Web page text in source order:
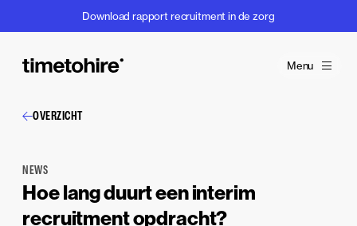
Download rapport recruitment in de zorg
Menu
OVERZICHT
NEWS
Hoe lang duurt een interim
recruitment opdracht?